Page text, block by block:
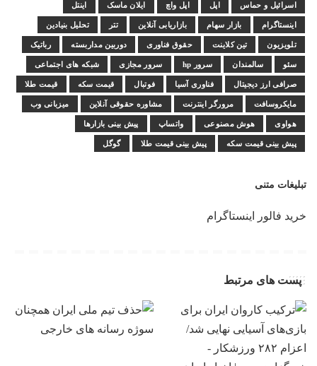
اسرائیل و حماس اپل اپل واچ ایلان ماسک اینتل
اینستاگرام بازار سهام بازاریابی آنلاین تتر تحلیل بنیادین
تلویزیون تین کلاینت حقوق فناوری دوربین مداربسته رباتیک
سئو سالمندان سرور hp سرور مجازی شبکه های اجتماعی
صرافی ارز دیجیتال فناوری آسیا فوتبال قیمت سکه قیمت طلا
مایکروسافت مرورگر اینترنت مشاوره حقوقی آنلاین میزبانی وب
هواوی هوش مصنوعی واتساپ پیش بینی بازارها
پیش بینی قیمت سکه پیش بینی قیمت طلا گوگل
تبلیغات متنی
خرید فالور اینستاگرام
پست های مرتبط